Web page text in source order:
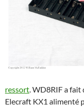
ressort. WD8RIF a fait
Elecraft KX1 alimenté